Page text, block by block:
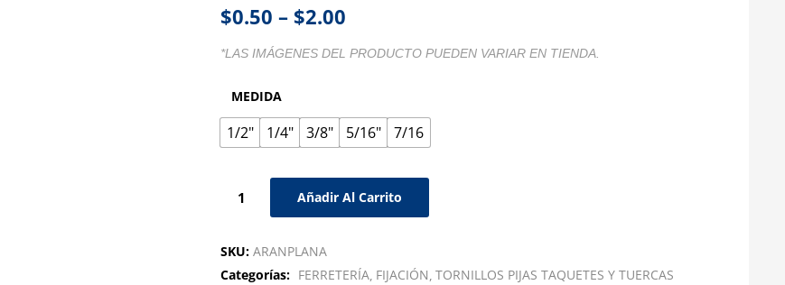
$0.50 – $2.00
*LAS IMÁGENES DEL PRODUCTO PUEDEN VARIAR EN TIENDA.
MEDIDA
1/2" 1/4" 3/8" 5/16" 7/16
Añadir Al Carrito
SKU: ARANPLANA
Categorías: FERRETERÍA FIJACIÓN TORNILLOS PIJAS TAQUETES Y TUERCAS